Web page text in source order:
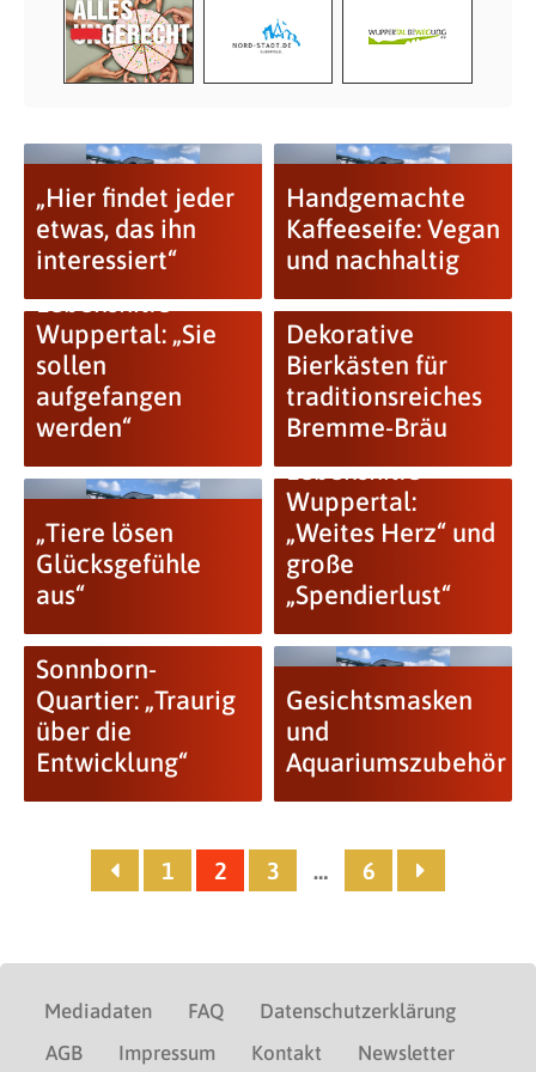
„Hier findet jeder
etwas, das ihn
interessiert“
Handgemachte
Kaffeeseife: Vegan
und nachhaltig
Lebenshilfe
Wuppertal: „Sie
sollen
aufgefangen
werden“
Dekorative
Bierkästen für
traditionsreiches
Bremme-Bräu
„Tiere lösen
Glücksgefühle
aus“
Lebenshilfe
Wuppertal:
„Weites Herz“ und
große
„Spendierlust“
Sonnborn-
Quartier: „Traurig
über die
Entwicklung“
Gesichtsmasken
und
Aquariumszubehör
1 2 3 … 6
Mediadaten FAQ
Datenschutzerklärung
AGB
Impressum Kontakt Newsletter